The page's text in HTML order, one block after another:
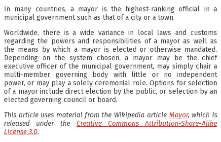
In many countries, a mayor is the highest-ranking official in a
municipal government such as that of a city or a town.
Worldwide, there is a wide variance in local laws and customs
regarding the powers and responsibilities of a mayor as well as
the means by which a mayor is elected or otherwise mandated.
Depending on the system chosen, a mayor may be the chief
executive officer of the municipal government, may simply chair a
multi-member governing body with little or no independent
power, or may play a solely ceremonial role. Options for selection
of a mayor include direct election by the public, or selection by an
elected governing council or board.
This article uses material from the Wikipedia article Mayor, which is
released under the Creative Commons Attribution-Share-Alike
License 3.0.